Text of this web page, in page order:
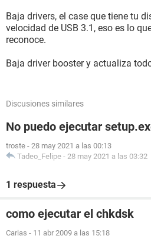
Baja drivers, el case que tiene tu
velocidad de USB 3.1, eso es lo
reconoce.
Baja driver booster y actualiza
Discusiones similares
No puedo ejecutar
troste - 28 may 2021 a las 00:13
Tadeo_Felipe - 28 may 2021 a las 03:32
1 respuesta
como ejecutar el chkdsk
Carias - 11 abr 2009 a las 15:18